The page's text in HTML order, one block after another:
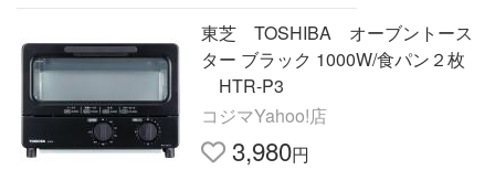
東芝 TOSHIBA オーブントース
ター ブラック 1000W/食パン２枚
HTR-P3
コジマYahoo!店
3,980円